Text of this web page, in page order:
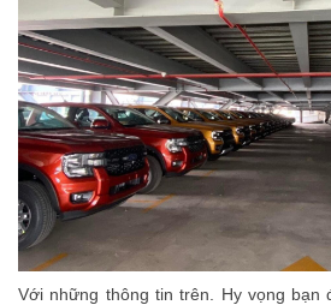
Với những thông tin trên. Hy vọng bạn